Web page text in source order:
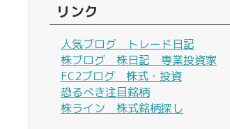
リンク
人気ブログ トレード日記
株ブログ 株日記 専業投資家
FC2ブログ 株式・投資
恐るべき注目銘柄
株ライン 株式銘柄探し